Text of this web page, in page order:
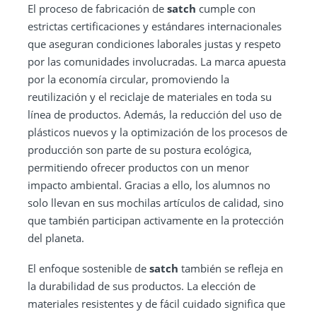
El proceso de fabricación de satch cumple con
estrictas certificaciones y estándares internacionales
que aseguran condiciones laborales justas y respeto
por las comunidades involucradas. La marca apuesta
por la economía circular, promoviendo la
reutilización y el reciclaje de materiales en toda su
línea de productos. Además, la reducción del uso de
plásticos nuevos y la optimización de los procesos de
producción son parte de su postura ecológica,
permitiendo ofrecer productos con un menor
impacto ambiental. Gracias a ello, los alumnos no
solo llevan en sus mochilas artículos de calidad, sino
que también participan activamente en la protección
del planeta.
El enfoque sostenible de satch también se refleja en
la durabilidad de sus productos. La elección de
materiales resistentes y de fácil cuidado significa que